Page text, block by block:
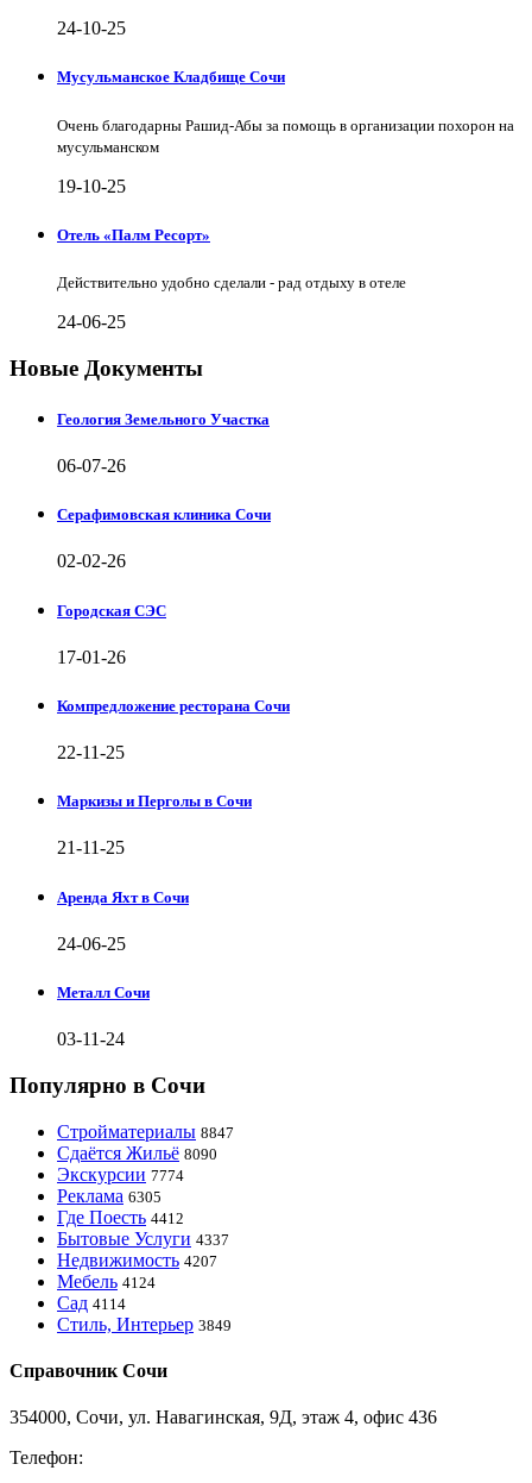
24-10-25
Мусульманское Кладбище Сочи
Очень благодарны Рашид-Абы за помощь в организации похорон на
мусульманском
19-10-25
Отель «Палм Ресорт»
Действительно удобно сделали - рад отдыху в отеле
24-06-25
Новые Документы
Геология Земельного Участка
06-07-26
Серафимовская клиника Сочи
02-02-26
Городская СЭС
17-01-26
Компредложение ресторана Сочи
22-11-25
Маркизы и Перголы в Сочи
21-11-25
Аренда Яхт в Сочи
24-06-25
Металл Сочи
03-11-24
Популярно в Сочи
Стройматериалы 8847
Сдаётся Жильё 8090
Экскурсии 7774
Реклама 6305
Где Поесть 4412
Бытовые Услуги 4337
Недвижимость 4207
Мебель 4124
Сад 4114
Стиль, Интерьер 3849
Справочник Сочи
354000, Сочи, ул. Навагинская, 9Д, этаж 4, офис 436
Телефон: